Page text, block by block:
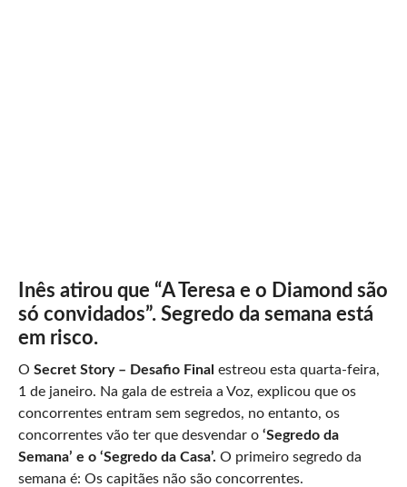
Inês atirou que “A Teresa e o Diamond são
só convidados”. Segredo da semana está
em risco.
O Secret Story – Desafio Final estreou esta quarta-feira,
1 de janeiro. Na gala de estreia a Voz, explicou que os
concorrentes entram sem segredos, no entanto, os
concorrentes vão ter que desvendar o ‘Segredo da
Semana’ e o ‘Segredo da Casa’. O primeiro segredo da
semana é: Os capitães não são concorrentes.